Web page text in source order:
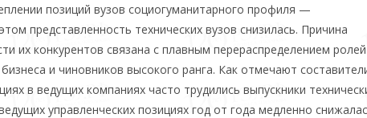
позиций вузов социогуманитарного профиля —
представленность технических вузов снизилась. Причина
их конкурентов связана с плавным перераспределением
и чиновников высокого ранга. Как отмечают
в ведущих компаниях часто трудились выпускники
управленческих позициях год от года медленно